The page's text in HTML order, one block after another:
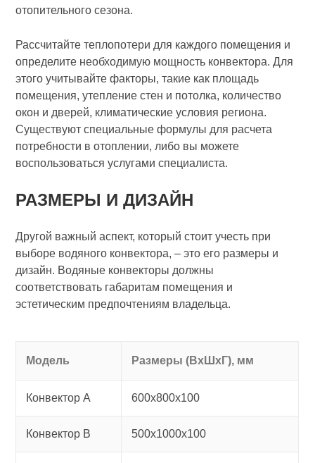
отопительного сезона.
Рассчитайте теплопотери для каждого помещения и
определите необходимую мощность конвектора. Для
этого учитывайте факторы, такие как площадь
помещения, утепление стен и потолка, количество
окон и дверей, климатические условия региона.
Существуют специальные формулы для расчета
потребности в отоплении, либо вы можете
воспользоваться услугами специалиста.
РАЗМЕРЫ И ДИЗАЙН
Другой важный аспект, который стоит учесть при
выборе водяного конвектора, – это его размеры и
дизайн. Водяные конвекторы должны
соответствовать габаритам помещения и
эстетическим предпочтениям владельца.
Модель Размеры (ВхШхГ), мм
Конвектор A 600х800х100
Конвектор B 500х1000х100